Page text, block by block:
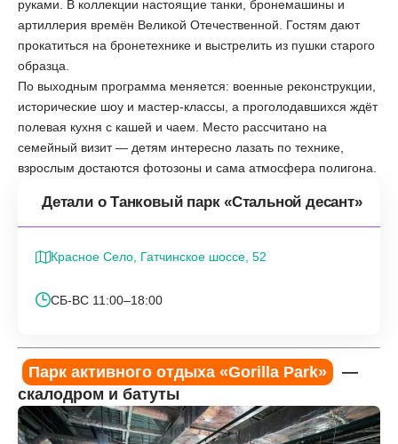
руками. В коллекции настоящие танки, бронемашины и
артиллерия времён Великой Отечественной. Гостям дают
прокатиться на бронетехнике и выстрелить из пушки старого
образца.
По выходным программа меняется: военные реконструкции,
исторические шоу и мастер-классы, а проголодавшихся ждёт
полевая кухня с кашей и чаем. Место рассчитано на
семейный визит — детям интересно лазать по технике,
взрослым достаются фотозоны и сама атмосфера полигона.
Детали о Танковый парк «Стальной десант»
Красное Село, Гатчинское шоссе, 52
СБ-ВС 11:00–18:00
Парк активного отдыха «Gorilla Park»
—
скалодром и батуты